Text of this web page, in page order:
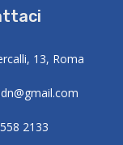
13, Roma
2133